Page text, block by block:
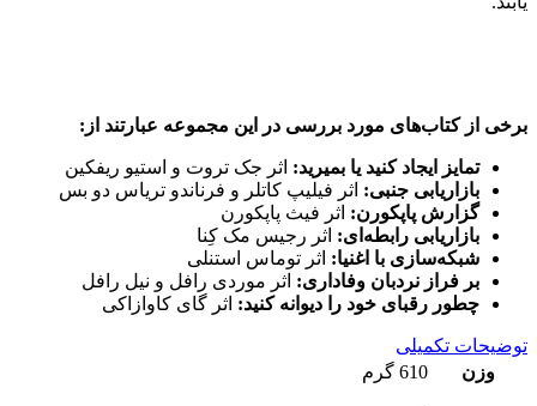
برخی از کتاب‌های مورد بررسی در این مجموعه عبارتند از:
تمایز ایجاد کنید یا بمیرید: اثر جک تروت و استیو ریفکین
بازاریابی جنبی: اثر فیلیپ کاتلر و فرناندو تریاس دو بس
گزارش پاپکورن: اثر فیث پاپکورن
بازاریابی رابطه‌ای: اثر رجیس مک کِنا
شبکه‌سازی با اغنیا: اثر توماس استنلی
بر فراز نردبان وفاداری: اثر موردی رافل و نیل رافل
چطور رقبای خود را دیوانه کنید: اثر گای کاوازاکی
توضیحات تکمیلی
وزن
610 گرم